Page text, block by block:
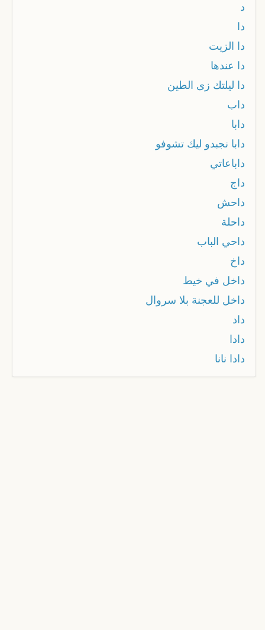
د
دا
دا الزيت
دا عندها
دا ليلتك زى الطين
داب
دابا
دابا نجبدو ليك تشوفو
داباعاتي
داج
داحش
داحلة
داحي الباب
داخ
داخل في خيط
داخل للعجنة بلا سروال
داد
دادا
دادا نانا